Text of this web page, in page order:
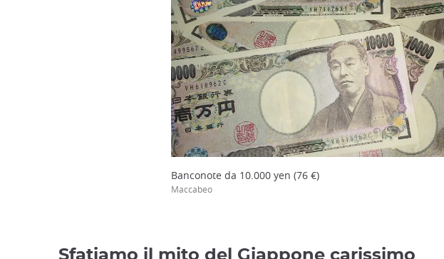
Banconote da 10.000 yen (76 €)
Maccabeo
Sfatiamo il mito del Giappone carissimo